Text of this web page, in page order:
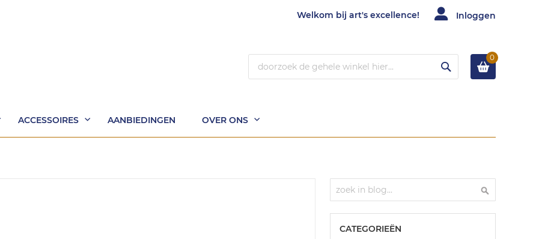
Welkom bij art's excellence! Inloggen
0
ACCESSOIRES AANBIEDINGEN OVER ONS
CATEGORIEËN